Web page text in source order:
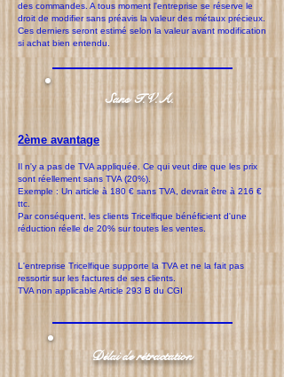
des commandes. A tous moment l'entreprise se réserve le
droit de modifier sans préavis la valeur des métaux précieux.
Ces derniers seront estimé selon la valeur avant modification
si achat bien entendu.
Sans T.V.A.
2ème avantage
Il n'y a pas de TVA appliquée. Ce qui veut dire que les prix
sont réellement sans TVA (20%).
Exemple : Un article à 180 € sans TVA, devrait être à 216 €
ttc.
Par conséquent, les clients Tricelfique bénéficient d'une
réduction réelle de 20% sur toutes les ventes.
L'entreprise Tricelfique supporte la TVA et ne la fait pas
ressortir sur les factures de ses clients.
TVA non applicable Article 293 B du CGI
Délai de rétractation